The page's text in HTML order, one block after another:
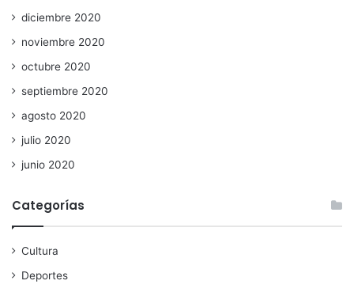
diciembre 2020
noviembre 2020
octubre 2020
septiembre 2020
agosto 2020
julio 2020
junio 2020
Categorías
Cultura
Deportes